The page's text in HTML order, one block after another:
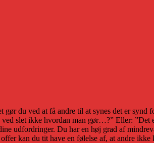
du ved at få andre til at synes det er
slet ikke hvordan man gør…?” Eller:
udfordringer. Du har en høj grad af
kan du tit have en følelse af, at andre